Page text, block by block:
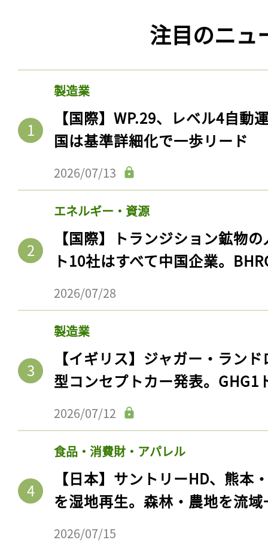
注目のニュ
製造業
【国際】WP.29、レベル4自動
国は基準詳細化で一歩リード
2026/07/13
エネルギー・資源
【国際】トランジション鉱物
ト10社はすべて中国企業。
2026/07/28
製造業
【イギリス】ジャガー・ラン
型コンセプトカー発表。GHG1
2026/07/12
食品・消費財・アパレル
【日本】サントリーHD、熊本
を湿地再生。森林・農地を流
2026/07/15